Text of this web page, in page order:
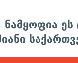
ნამყოფია